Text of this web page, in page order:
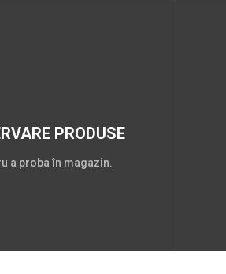
PRODUSE
a proba în magazin.